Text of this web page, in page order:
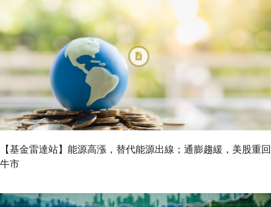
【基金雷達站】能源高漲，替代能源出線；通膨趨緩，美股重回
牛市